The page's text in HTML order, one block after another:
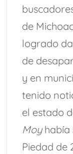
de
logrado
de
y en
tenido
el estado
Moyhabía
Piedad de